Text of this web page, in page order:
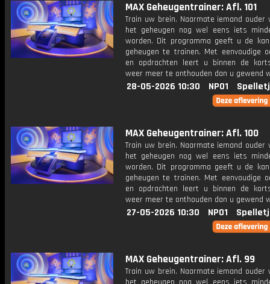
MAX Geheugentrainer: Afl. 101
Train uw brein. Naarmate iemand ouder
het geheugen nog wel eens iets
worden. Dit programma geeft u de
geheugen te trainen. Met eenvoudige
en opdrachten leert u binnen de
weer meer te onthouden dan u gewend
28-05-2026 10:30 NPO1
MAX Geheugentrainer: Afl. 100
Train uw brein. Naarmate iemand ouder
het geheugen nog wel eens iets
worden. Dit programma geeft u de
geheugen te trainen. Met eenvoudige
en opdrachten leert u binnen de
weer meer te onthouden dan u gewend
27-05-2026 10:30 NPO1
MAX Geheugentrainer: Afl. 99
Train uw brein. Naarmate iemand ouder